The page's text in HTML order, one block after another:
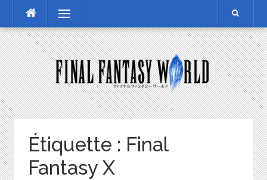
content
Menu
Étiquette : Final
Fantasy X